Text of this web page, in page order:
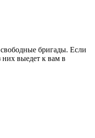
бригады. Если
них выедет к вам в